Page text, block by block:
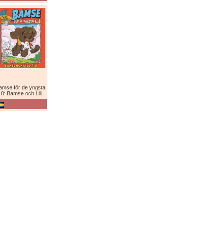
för de yngsta
Bamse och Lill-Fia